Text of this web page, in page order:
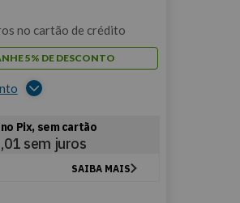
no cartão de crédito
5% DE DESCONTO